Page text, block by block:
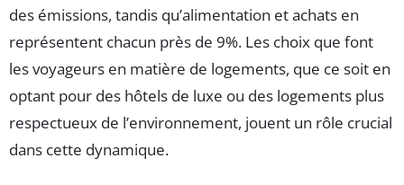
des émissions, tandis qu’alimentation et achats en
représentent chacun près de 9%. Les choix que font
les voyageurs en matière de logements, que ce soit en
optant pour des hôtels de luxe ou des logements plus
respectueux de l’environnement, jouent un rôle crucial
dans cette dynamique.